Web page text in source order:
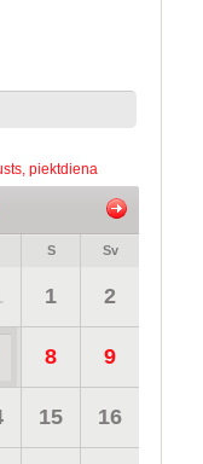
piektdiena
S Sv
1 2
8 9
15 16